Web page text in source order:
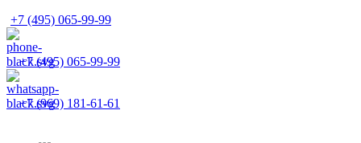
+7 (495) 065-99-99
+7 (495) 065-99-99
+7 (969) 181-61-61